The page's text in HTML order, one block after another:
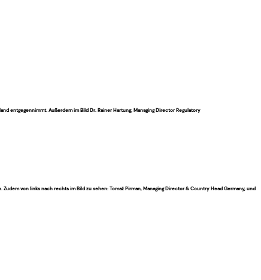
entgegennimmt. Außerdem im Bild Dr. Rainer Hartung, Managing Director Regulatory
von links nach rechts im Bild zu sehen: Tomaž Pirman, Managing Director & Country Head Germany, und